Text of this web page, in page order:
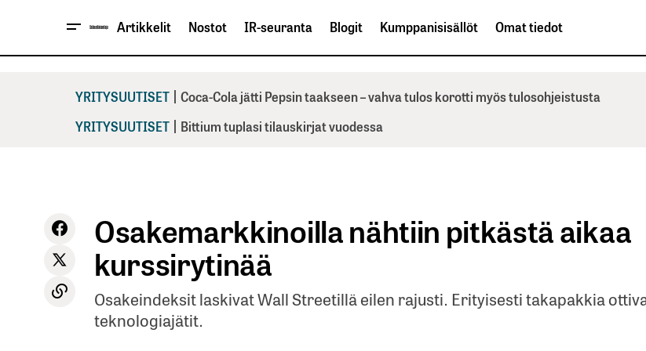
Artikkelit Nostot IR-seuranta Blogit Kumppanisisällöt Omat tiedot
YRITYSUUTISET | Coca-Cola jätti Pepsin taakseen – vahva tulos korotti myös tulosohjeistusta
YRITYSUUTISET | Bittium tuplasi tilauskirjat vuodessa
Osakemarkkinoilla nähtiin pitkästä aikaa
kurssirytinää
Osakeindeksit laskivat Wall Streetillä eilen rajusti. Erityisesti takapakkia
teknologiajätit.